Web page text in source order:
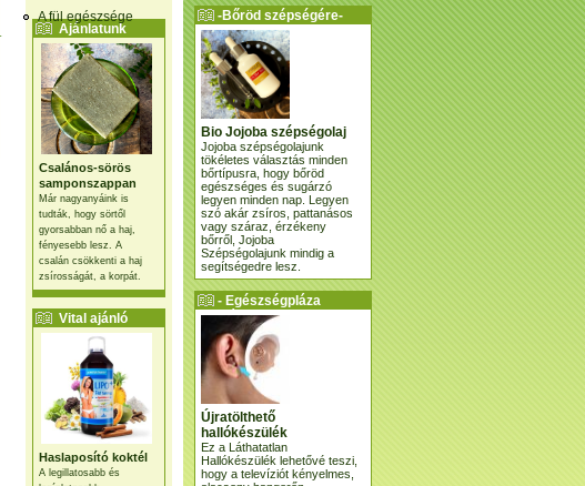
A fül egészsége
Ajánlatunk
Csalános-sörös
samponszappan
Már nagyanyáink is
tudták, hogy sörtől
gyorsabban nő a haj,
fényesebb lesz. A
csalán csökkenti a haj
zsírosságát, a korpát.
Vital ajánló
Haslaposító koktél
A legillatosabb és
-Bőröd szépségére-
Bio Jojoba szépségolaj
Jojoba szépségolajunk
tökéletes választás minden
bőrtípusra, hogy bőröd
egészséges és sugárzó
legyen minden nap. Legyen
szó akár zsíros, pattanásos
vagy száraz, érzékeny
bőrről, Jojoba
Szépségolajunk mindig a
segítségedre lesz.
- Egészségpláza
ajánlatunk -
Újratölthető
hallókészülék
Ez a Láthatatlan
Hallókészülék lehetővé teszi,
hogy a televíziót kényelmes,